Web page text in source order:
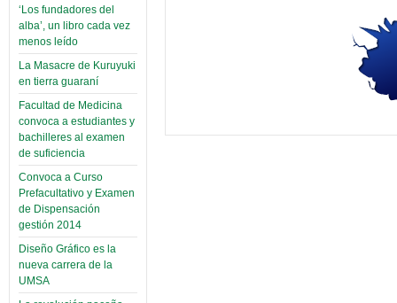
‘Los fundadores del
alba’, un libro cada vez
menos leído
La Masacre de Kuruyuki
en tierra guaraní
Facultad de Medicina
convoca a estudiantes y
bachilleres al examen
de suficiencia
Convoca a Curso
Prefacultativo y Examen
de Dispensación
gestión 2014
Diseño Gráfico es la
nueva carrera de la
UMSA